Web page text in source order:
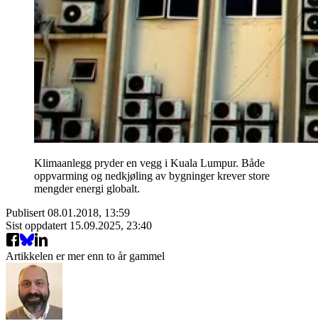
Klimaanlegg pryder en vegg i Kuala Lumpur. Både
oppvarming og nedkjøling av bygninger krever store
mengder energi globalt.
Publisert 08.01.2018, 13:59
Sist oppdatert 15.09.2025, 23:40
Artikkelen er mer enn to år gammel